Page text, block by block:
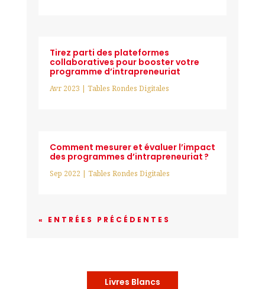
Tirez parti des plateformes
collaboratives pour booster votre
programme d’intrapreneuriat
Avr 2023 | Tables Rondes Digitales
Comment mesurer et évaluer l’impact
des programmes d’intrapreneuriat ?
Sep 2022 | Tables Rondes Digitales
« ENTRÉES PRÉCÉDENTES
Livres Blancs